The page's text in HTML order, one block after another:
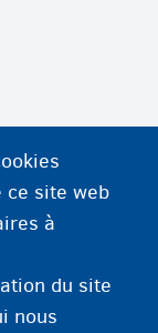
ce site web
à
du site
nous